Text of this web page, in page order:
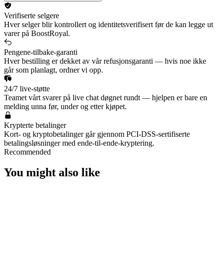
Verifiserte selgere
Hver selger blir kontrollert og identitetsverifisert før de kan legge ut
varer på BoostRoyal.
Pengene-tilbake-garanti
Hver bestilling er dekket av vår refusjonsgaranti — hvis noe ikke
går som planlagt, ordner vi opp.
24/7 live-støtte
Teamet vårt svarer på live chat døgnet rundt — hjelpen er bare en
melding unna før, under og etter kjøpet.
Krypterte betalinger
Kort- og kryptobetalinger går gjennom PCI-DSS-sertifiserte
betalingsløsninger med ende-til-ende-kryptering.
Recommended
You might also like